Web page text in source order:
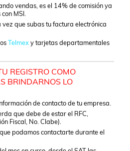
vendas, es el 14% de comisión ya
con MSI
vez que subas tu factura electrónica
Telmexy tarjetas departamentales
REGISTRO COMO
BRINDARNOS LO
de contacto de tu empresa.
que debe de estar el RFC,
Fiscal, No. Clabe).
podamos contactarte durante el